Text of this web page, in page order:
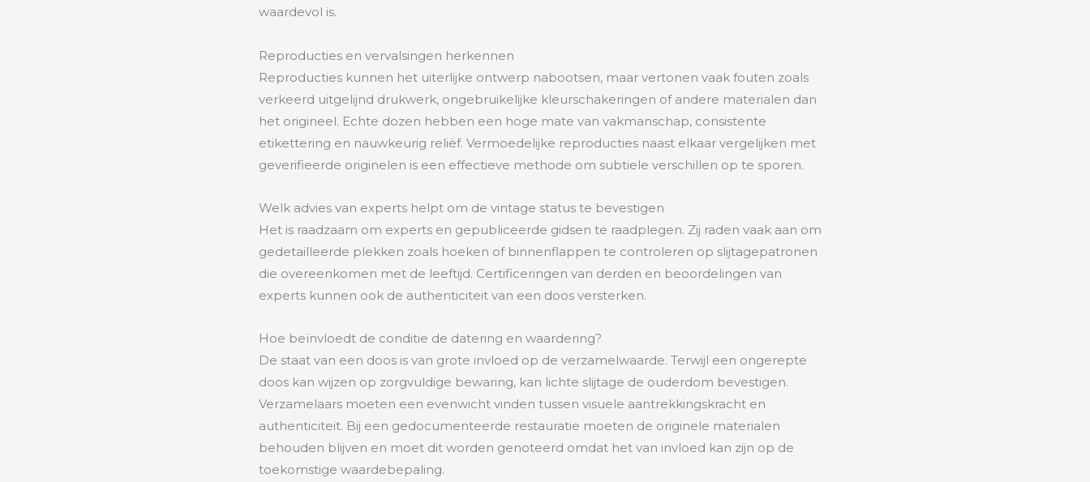
waardevol is.
Reproducties en vervalsingen herkennen
Reproducties kunnen het uiterlijke ontwerp nabootsen, maar vertonen vaak fouten zoals
verkeerd uitgelijnd drukwerk, ongebruikelijke kleurschakeringen of andere materialen dan
het origineel. Echte dozen hebben een hoge mate van vakmanschap, consistente
etikettering en nauwkeurig reliëf. Vermoedelijke reproducties naast elkaar vergelijken met
geverifieerde originelen is een effectieve methode om subtiele verschillen op te sporen.
Welk advies van experts helpt om de vintage status te bevestigen
Het is raadzaam om experts en gepubliceerde gidsen te raadplegen. Zij raden vaak aan om
gedetailleerde plekken zoals hoeken of binnenflappen te controleren op slijtagepatronen
die overeenkomen met de leeftijd. Certificeringen van derden en beoordelingen van
experts kunnen ook de authenticiteit van een doos versterken.
Hoe beïnvloedt de conditie de datering en waardering?
De staat van een doos is van grote invloed op de verzamelwaarde. Terwijl een ongerepte
doos kan wijzen op zorgvuldige bewaring, kan lichte slijtage de ouderdom bevestigen.
Verzamelaars moeten een evenwicht vinden tussen visuele aantrekkingskracht en
authenticiteit. Bij een gedocumenteerde restauratie moeten de originele materialen
behouden blijven en moet dit worden genoteerd omdat het van invloed kan zijn op de
toekomstige waardebepaling.